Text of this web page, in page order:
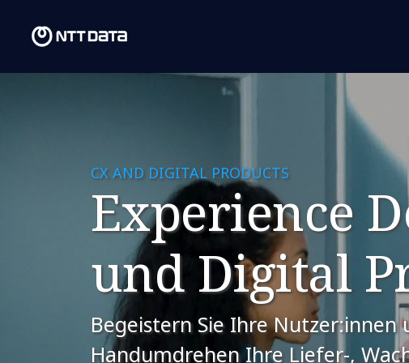
CX AND DIGITAL PRODUCTS
Experience
und Digital
Begeistern Sie Ihre Nutzer:innen
Handumdrehen Ihre Liefer-,